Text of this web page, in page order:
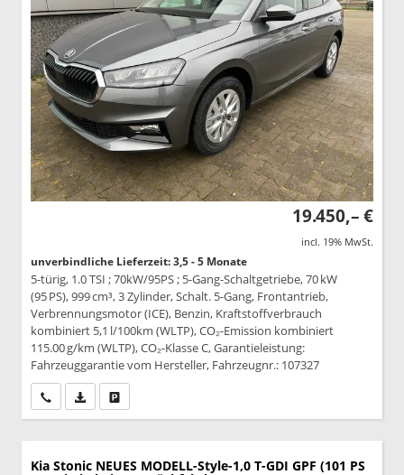
19.450,– €
incl. 19% MwSt.
unverbindliche Lieferzeit: 3,5 - 5 Monate
5-türig, 1.0 TSI ; 70kW/95PS ; 5-Gang-Schaltgetriebe, 70 kW
(95 PS), 999 cm³, 3 Zylinder, Schalt. 5-Gang, Frontantrieb,
Verbrennungsmotor (ICE), Benzin, Kraftstoffverbrauch
kombiniert 5,1 l/100km (WLTP), CO₂-Emission kombiniert
115.00 g/km (WLTP), CO₂-Klasse C, Garantieleistung:
Fahrzeuggarantie vom Hersteller, Fahrzeugnr.: 107327
Wir rufen Sie anPDF-Datei, Fahrzeugexposé drucken
Kia Stonic NEUES MODELL-Style-1,0 T-GDI GPF (101 PS